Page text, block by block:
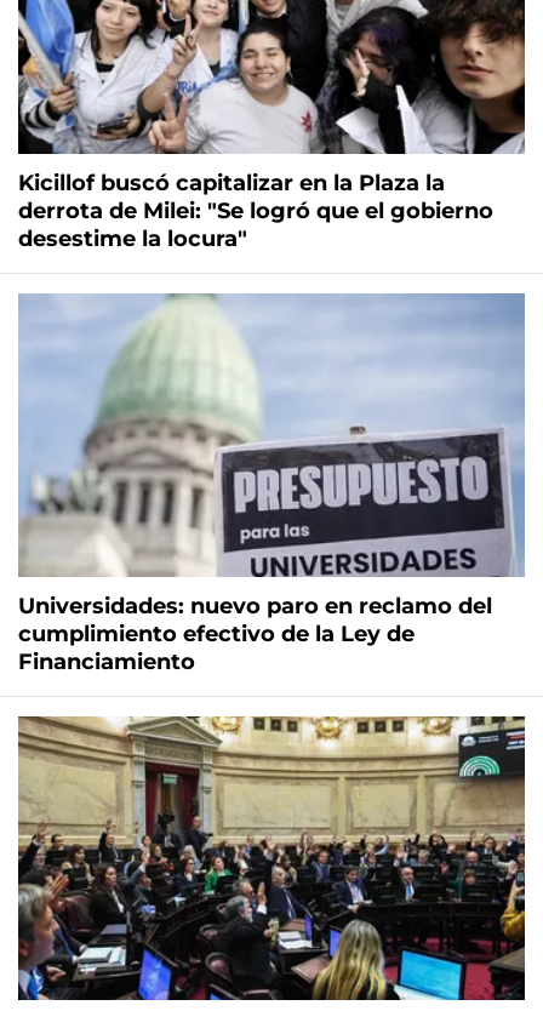
Kicillof buscó capitalizar en la Plaza la
derrota de Milei: "Se logró que el gobierno
desestime la locura"
Universidades: nuevo paro en reclamo del
cumplimiento efectivo de la Ley de
Financiamiento